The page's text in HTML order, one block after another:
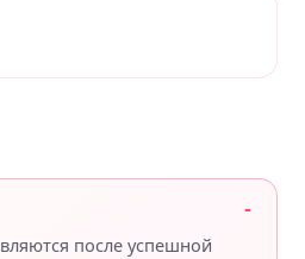
после успешной